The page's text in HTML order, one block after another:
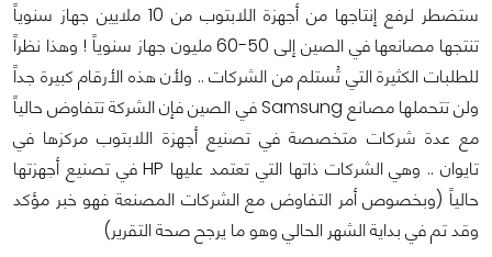
ستضطر لرفع إنتاجها من أجهزة اللابتوب من 10 ملايين جهاز سنوياً
تنتجها مصانعها في الصين إلى 50-60 مليون جهاز سنوياً ! وهذا نظراً
للطلبات الكثيرة التي تُستلم من الشركات .. ولأن هذه الأرقام كبيرة جداً
ولن تتحملها مصانع Samsung في الصين فإن الشركة تتفاوض حالياً
مع عدة شركات متخصصة في تصنيع أجهزة اللابتوب مركزها في
تايوان .. وهي الشركات ذاتها التي تعتمد عليها HP في تصنيع أجهزتها
حالياً (وبخصوص أمر التفاوض مع الشركات المصنعة فهو خبر مؤكد
وقد تم في بداية الشهر الحالي وهو ما يرجح صحة التقرير)